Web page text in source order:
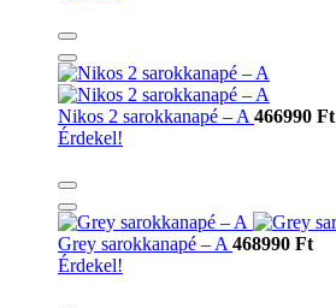
Nikos 2 sarokkanapé – A 466990 Ft
Érdekel!
Grey sarokkanapé – A 468990 Ft
Érdekel!